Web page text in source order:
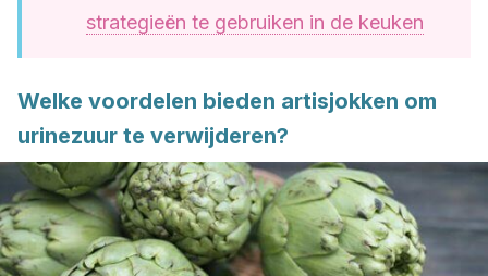
strategieën te gebruiken in de keuken
Welke voordelen bieden artisjokken om
urinezuur te verwijderen?